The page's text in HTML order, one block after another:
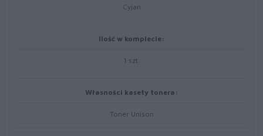
Cyjan
Ilość w komplecie:
1 szt.
Własności kasety tonera:
Toner Unison